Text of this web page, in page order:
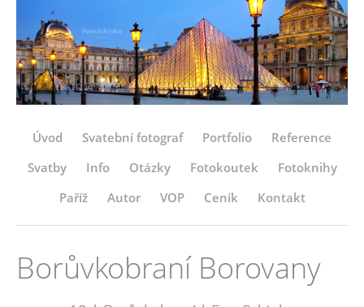
Úvod Svatební fotograf Portfolio
Reference
Svatby
Info Otázky Fotokoutek
Fotoknihy
Paříž
Autor VOP Ceník Kontakt
Borůvkobraní Borovany